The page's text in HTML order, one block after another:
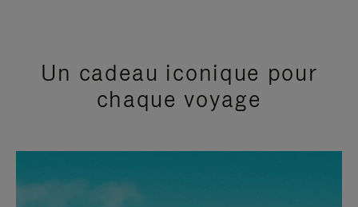
Un cadeau iconique pour
chaque voyage